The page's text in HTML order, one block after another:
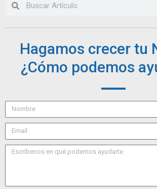
Hagamos crecer tu
¿Cómo podemos